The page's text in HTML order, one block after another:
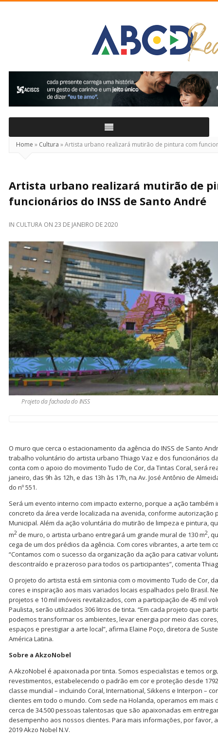
Home » Cultura »Artista urbano realizará mutirão de pintura com
Artista urbano realizará mutirão de
funcionários do INSS de Santo André
IN CULTURA ON 23 DE JANEIRO DE 2020
Projeto da fachada do INSS
O muro que cerca o estacionamento da agência do INSS de Santo
trabalho voluntário do artista urbano Thiago Vaz e dos funcionários
conta com o apoio do movimento Tudo de Cor, da Tintas Coral, será
janeiro, das 9h às 12h, e das 13h às 17h, na Av. José Antônio de
do nº 551.
Será um evento interno com impacto externo, porque a ação também
concreto da área verde localizada na avenida, conforme autorização
Municipal. Além da ação voluntária do mutirão de limpeza e pintura,
m2 de muro, o artista urbano entregará um grande mural de 130 m2,
cega de um dos prédios da agência. Com cores vibrantes, a arte tem
“Contamos com o sucesso da organização da ação para cativar
descontraído e prazeroso para todos os participantes”, comenta
O projeto do artista está em sintonia com o movimento Tudo de Cor,
cores e inspiração aos mais variados locais espalhados pelo Brasil.
projetos e 10 mil imóveis revitalizados, com a participação de 45 mil
Paulista, serão utilizados 306 litros de tinta. “Em cada projeto que
podemos transformar os ambientes, levar energia por meio das
espaços e prestigiar a arte local”, afirma Elaine Poço, diretora de
América Latina.
Sobre a AkzoNobel
A AkzoNobel é apaixonada por tinta. Somos especialistas e temos
revestimentos, estabelecendo o padrão em cor e proteção desde
classe mundial – incluindo Coral, International, Sikkens e Interpon –
clientes em todo o mundo. Com sede na Holanda, operamos em mais
cerca de 34.500 pessoas talentosas que são apaixonadas em
desempenho aos nossos clientes. Para mais informações, por favor,
2019 Akzo Nobel N.V.